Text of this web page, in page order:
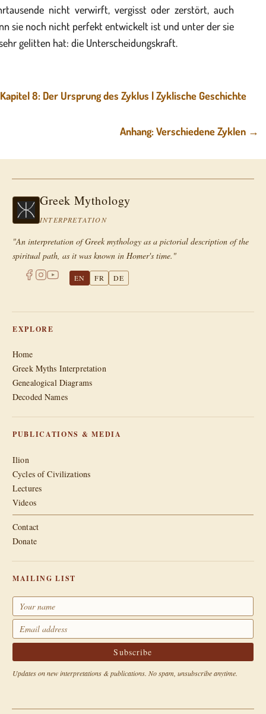
nicht verwirft, vergisst oder zerstört, auch
sie noch nicht perfekt entwickelt ist und unter der sie
gelitten hat: die Unterscheidungskraft.
Kapitel 8: Der Ursprung des Zyklus | Zyklische Geschichte
Anhang: Verschiedene Zyklen →
Greek Mythology
INTERPRETATION
"An interpretation of Greek mythology as a pictorial description of the
spiritual path, as it was known in Homer's time."
EN FR DE
EXPLORE
Home
Greek Myths Interpretation
Genealogical Diagrams
Decoded Names
PUBLICATIONS & MEDIA
Ilion
Cycles of Civilizations
Lectures
Videos
Contact
Donate
MAILING LIST
Updates on new interpretations & publications. No spam, unsubscribe anytime.